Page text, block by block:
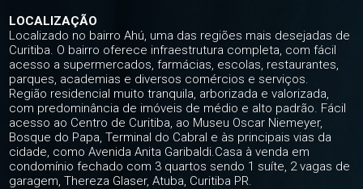
LOCALIZAÇÃO
Localizado no bairro Ahú, uma das regiões mais desejadas de
Curitiba. O bairro oferece infraestrutura completa, com fácil
acesso a supermercados, farmácias, escolas, restaurantes,
parques, academias e diversos comércios e serviços.
Região residencial muito tranquila, arborizada e valorizada,
com predominância de imóveis de médio e alto padrão. Fácil
acesso ao Centro de Curitiba, ao Museu Oscar Niemeyer,
Bosque do Papa, Terminal do Cabral e às principais vias da
cidade, como Avenida Anita Garibaldi.Casa à venda em
condomínio fechado com 3 quartos sendo 1 suíte, 2 vagas de
garagem, Thereza Glaser, Atuba, Curitiba PR.